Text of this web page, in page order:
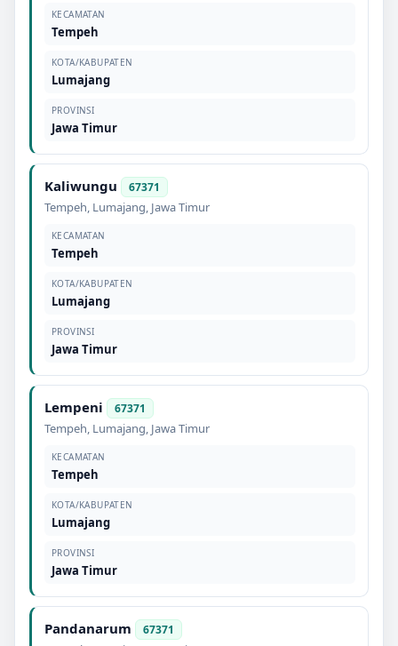
KECAMATAN
Tempeh
KOTA/KABUPATEN
Lumajang
PROVINSI
Jawa Timur
Kaliwungu 67371
Tempeh, Lumajang, Jawa Timur
KECAMATAN
Tempeh
KOTA/KABUPATEN
Lumajang
PROVINSI
Jawa Timur
Lempeni 67371
Tempeh, Lumajang, Jawa Timur
KECAMATAN
Tempeh
KOTA/KABUPATEN
Lumajang
PROVINSI
Jawa Timur
Pandanarum 67371